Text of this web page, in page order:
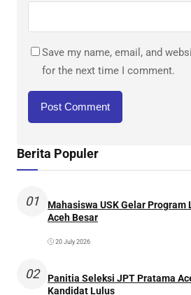
Save my name, email, and
for the next time I comment.
Berita Populer
01
Mahasiswa USK Gelar
Aceh Besar
20 July 2026
02
Panitia Seleksi JPT Pratama
Kandidat Lulus